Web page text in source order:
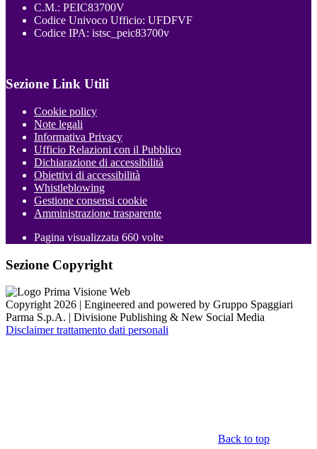
C.M.: PEIC83700V
Codice Univoco Ufficio: UFDFVF
Codice IPA: istsc_peic83700v
Sezione Link Utili
Cookie policy
Note legali
Informativa Privacy
Ufficio Relazioni con il Pubblico
Dichiarazione di accessibilità
Obiettivi di accessibilità
Whistleblowing
Gestione consensi cookie
Amministrazione trasparente
Pagina visualizzata 660 volte
Sezione Copyright
Copyright 2026 | Engineered and powered by Gruppo Spaggiari
Parma S.p.A. | Divisione Publishing & New Social Media
Disclaimer trattamento dati personali
Back to top